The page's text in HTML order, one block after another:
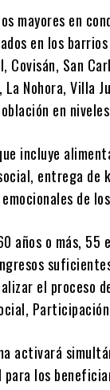
mayores en
en los barrios
San
Nohora, Villa
en
incluye
entrega
de
años o más, 55
el proceso
activará
los